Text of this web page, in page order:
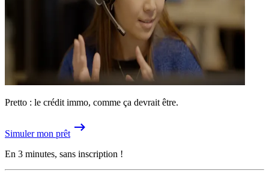
Pretto : le crédit immo, comme ça devrait être.
Simuler mon prêt
En 3 minutes, sans inscription !